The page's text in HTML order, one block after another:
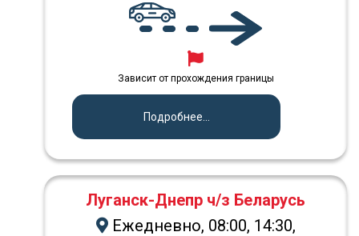
Зависит от прохождения границы
Подробнее...
Луганск-Днепр ч/з Беларусь
Ежедневно, 08:00, 14:30,